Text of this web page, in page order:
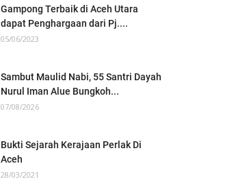
Gampong Terbaik di Aceh Utara
dapat Penghargaan dari Pj....
05/06/2023
Sambut Maulid Nabi, 55 Santri Dayah
Nurul Iman Alue Bungkoh...
07/08/2026
Bukti Sejarah Kerajaan Perlak Di
Aceh
28/03/2021